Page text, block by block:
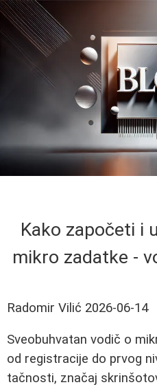
Kako započeti i
mikro zadatke -
Radomir Vilić 2026-06-14
Sveobuhvatan vodič o
od registracije do prvog
tačnosti, značaj